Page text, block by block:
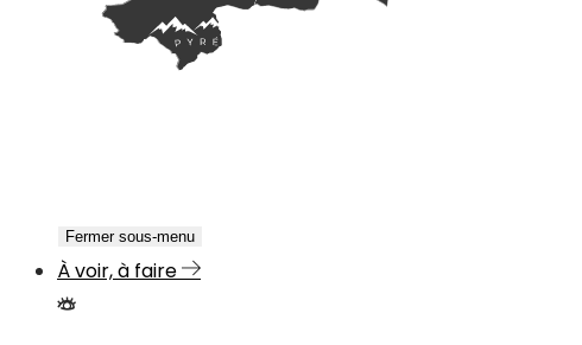
Fermer sous-menu
À voir, à faire